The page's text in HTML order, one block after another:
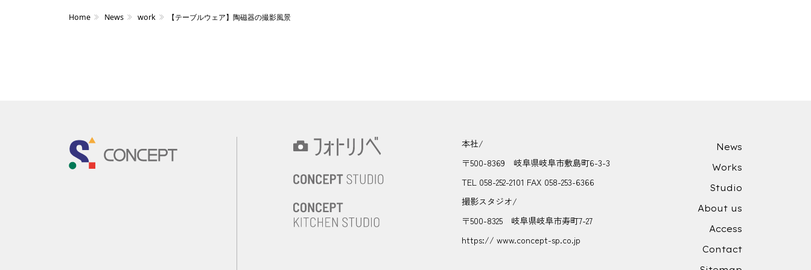
Home News work 【テーブルウェア】陶磁器の撮影風景
本社/
〒500-8369 岐阜県岐阜市敷島町6-3-3
TEL 058-252-2101 FAX 058-253-6366
撮影スタジオ/
〒500-8325 岐阜県岐阜市寿町7-27
https:// www.concept-sp.co.jp
News
Works
Studio
About us
Access
Contact